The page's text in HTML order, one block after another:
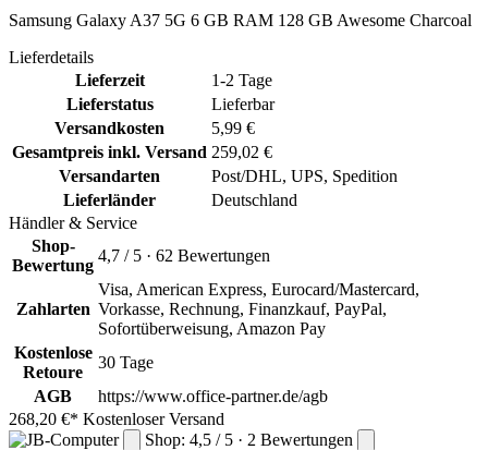
Samsung Galaxy A37 5G 6 GB RAM 128 GB Awesome Charcoal
Lieferdetails
Lieferzeit
1-2 Tage
Lieferstatus
Lieferbar
Versandkosten
5,99 €
Gesamtpreis inkl. Versand 259,02 €
Versandarten
Post/DHL, UPS, Spedition
Lieferländer
Deutschland
Händler & Service
Shop-
Bewertung
4,7 / 5 · 62 Bewertungen
Zahlarten
Visa, American Express, Eurocard/Mastercard,
Vorkasse, Rechnung, Finanzkauf, PayPal,
Sofortüberweisung, Amazon Pay
Kostenlose
Retoure
30 Tage
AGB
https://www.office-partner.de/agb
268,20 €* Kostenloser Versand
Shop: 4,5 / 5 · 2 Bewertungen